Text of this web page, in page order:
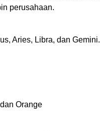
perusahaan.
Aries, Libra, dan Gemini.
Orange